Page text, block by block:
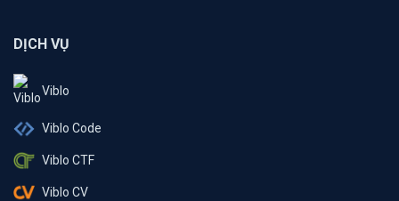
DỊCH VỤ
Viblo
Viblo Code
Viblo CTF
Viblo CV